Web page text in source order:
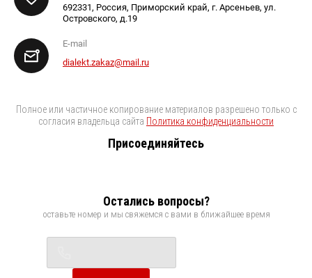
692331, Россия, Приморский край, г. Арсеньев, ул.
Островского, д.19
E-mail
dialekt.zakaz@mail.ru
Полное или частичное копирование материалов разрешено только с
согласия владельца сайта Политика конфиденциальности
Присоединяйтесь
Остались вопросы?
оставьте номер и мы свяжемся с вами в ближайшее время